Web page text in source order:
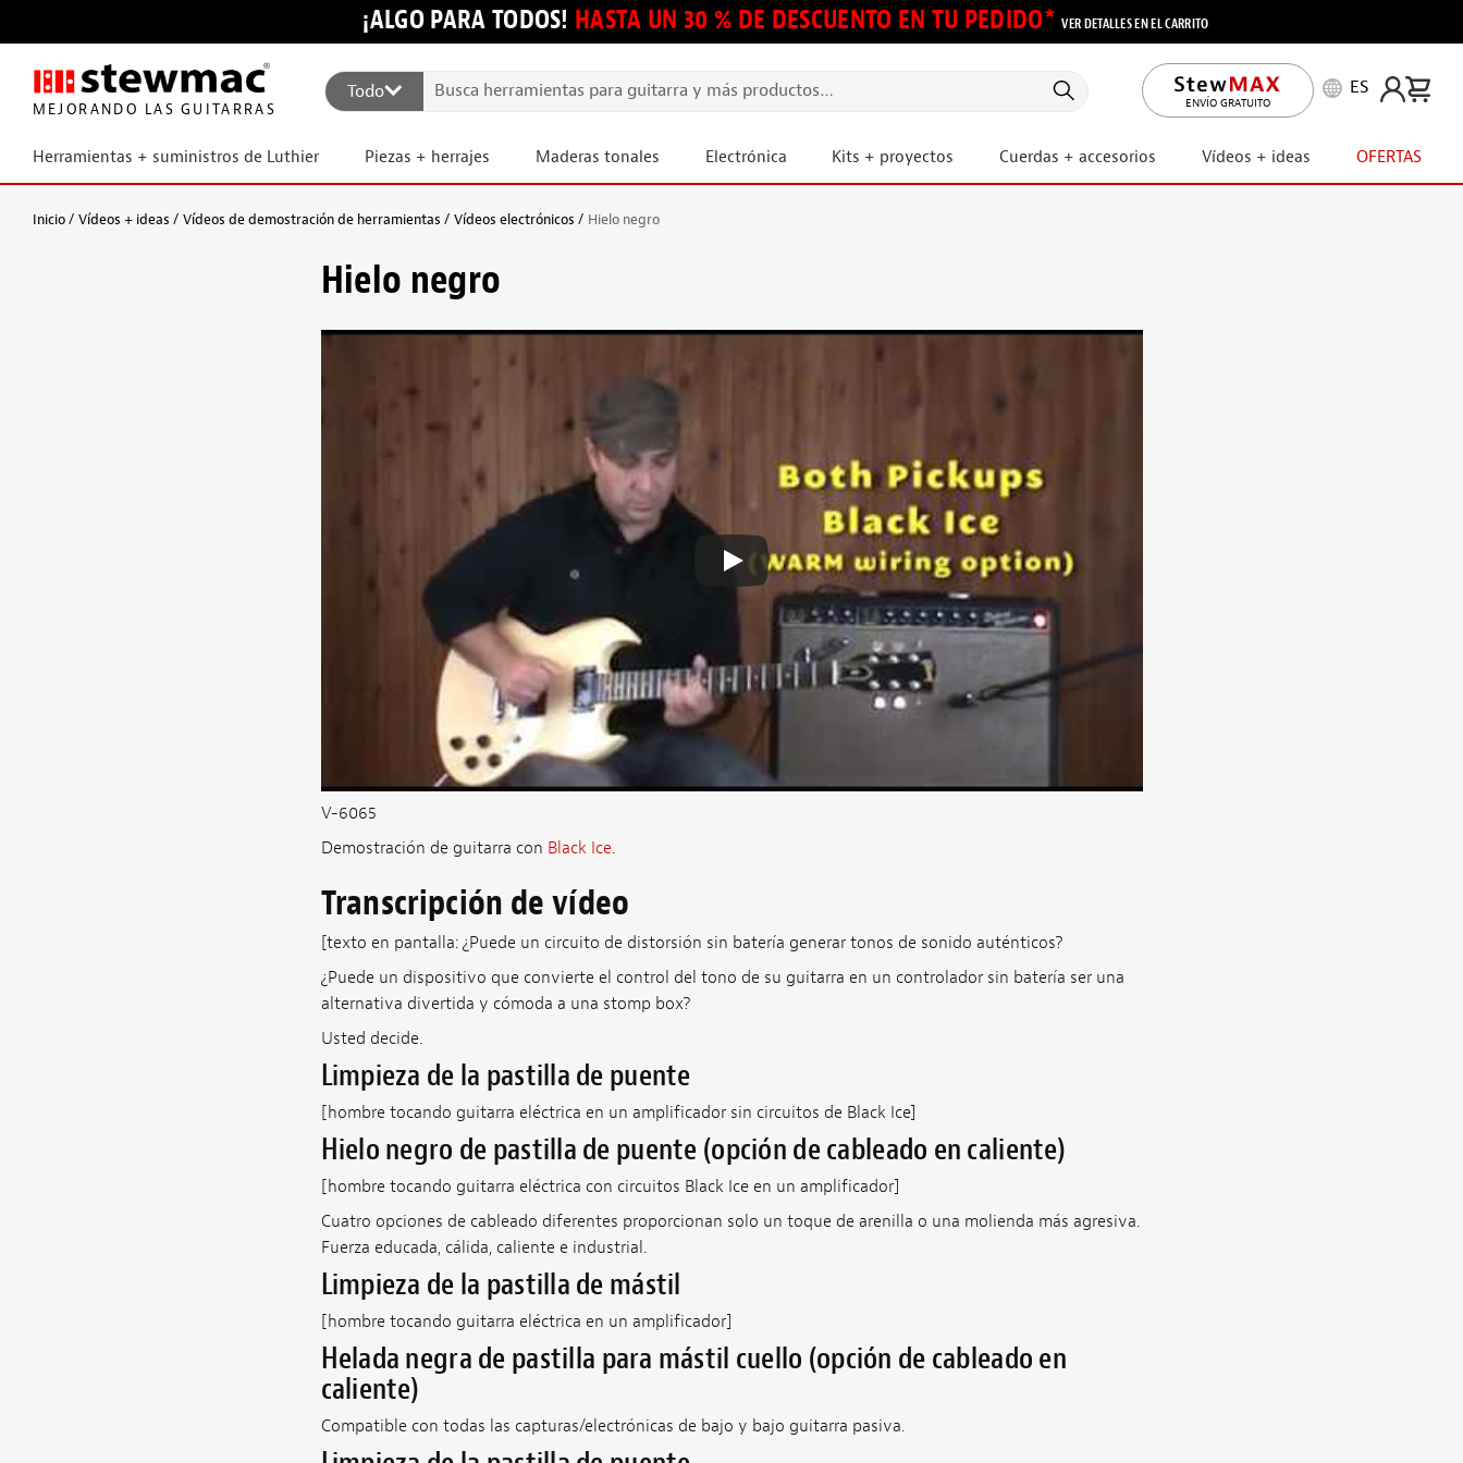
¡ALGO PARA TODOS! HASTA UN 30 % DE DESCUENTO EN TU PEDIDO*VER DETALLES EN EL CARRITO
MEJORANDO LAS GUITARRAS
Todo
ENVÍO GRATUITO
ES
Herramientas + suministros de Luthier Piezas + herrajes Maderas tonales Electrónica Kits + proyectos Cuerdas + accesorios Vídeos + ideas OFERTAS
Inicio Vídeos + ideas Vídeos de demostración de herramientas Vídeos electrónicos Hielo negro
Hielo negro
V-6065
Demostración de guitarra con Black Ice.
Transcripción de vídeo
[texto en pantalla: ¿Puede un circuito de distorsión sin batería generar tonos de sonido auténticos?
¿Puede un dispositivo que convierte el control del tono de su guitarra en un controlador sin batería ser una
alternativa divertida y cómoda a una stomp box?
Usted decide.
Limpieza de la pastilla de puente
[hombre tocando guitarra eléctrica en un amplificador sin circuitos de Black Ice]
Hielo negro de pastilla de puente (opción de cableado en caliente)
[hombre tocando guitarra eléctrica con circuitos Black Ice en un amplificador]
Cuatro opciones de cableado diferentes proporcionan solo un toque de arenilla o una molienda más agresiva.
Fuerza educada, cálida, caliente e industrial.
Limpieza de la pastilla de mástil
[hombre tocando guitarra eléctrica en un amplificador]
Helada negra de pastilla para mástil cuello (opción de cableado en
caliente)
Compatible con todas las capturas/electrónicas de bajo y bajo guitarra pasiva.